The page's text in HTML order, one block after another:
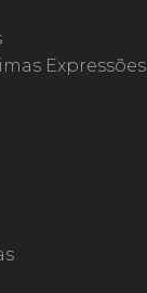
Expressões